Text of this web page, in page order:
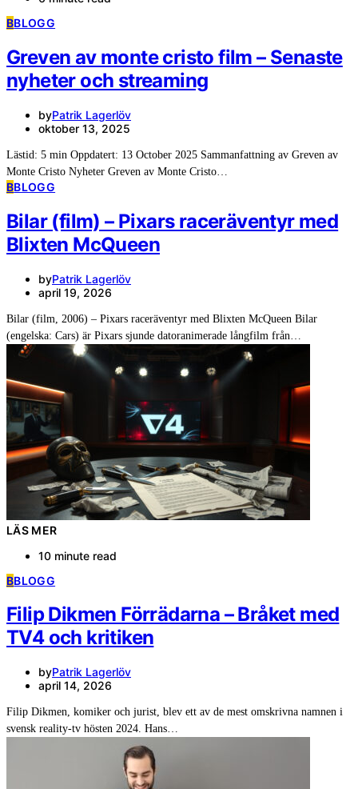
BBLOGG
Greven av monte cristo film – Senaste
nyheter och streaming
byPatrik Lagerlöv
oktober 13, 2025
Lästid: 5 min Oppdatert: 13 October 2025 Sammanfattning av Greven av
Monte Cristo Nyheter Greven av Monte Cristo…
BBLOGG
Bilar (film) – Pixars raceräventyr med
Blixten McQueen
byPatrik Lagerlöv
april 19, 2026
Bilar (film, 2006) – Pixars raceräventyr med Blixten McQueen Bilar
(engelska: Cars) är Pixars sjunde datoranimerade långfilm från…
LÄS MER
10 minute read
BBLOGG
Filip Dikmen Förrädarna – Bråket med
TV4 och kritiken
byPatrik Lagerlöv
april 14, 2026
Filip Dikmen, komiker och jurist, blev ett av de mest omskrivna namnen i
svensk reality-tv hösten 2024. Hans…